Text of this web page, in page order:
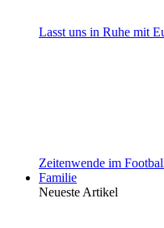
Lasst uns in Ruhe mit
Zeitenwende im
Familie
Neueste Artikel